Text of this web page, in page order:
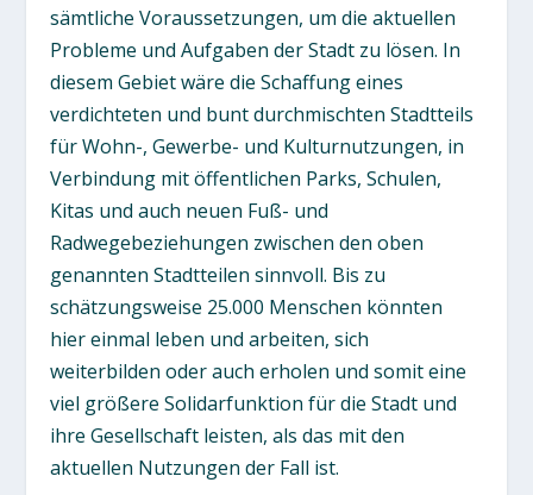
sämtliche Voraussetzungen, um die aktuellen
Probleme und Aufgaben der Stadt zu lösen. In
diesem Gebiet wäre die Schaffung eines
verdichteten und bunt durchmischten Stadtteils
für Wohn-, Gewerbe- und Kulturnutzungen, in
Verbindung mit öffentlichen Parks, Schulen,
Kitas und auch neuen Fuß- und
Radwegebeziehungen zwischen den oben
genannten Stadtteilen sinnvoll. Bis zu
schätzungsweise 25.000 Menschen könnten
hier einmal leben und arbeiten, sich
weiterbilden oder auch erholen und somit eine
viel größere Solidarfunktion für die Stadt und
ihre Gesellschaft leisten, als das mit den
aktuellen Nutzungen der Fall ist.